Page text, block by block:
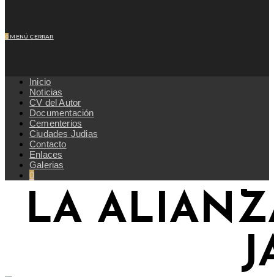
0 MENÚ CERRAR
Inicio
Noticias
CV del Autor
Documentación
Cementerios
Ciudades Judias
Contacto
Enlaces
Galerias
0
LA